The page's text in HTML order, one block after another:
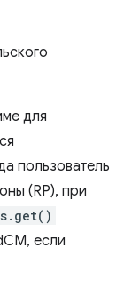
для
пользователь
(RP), при
если